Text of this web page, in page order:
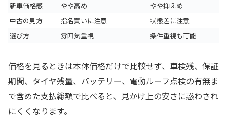
新車価格感
やや高め
やや抑えめ
中古の見方
指名買いに注意
状態差に注意
選び方
雰囲気重視 条件重視も可能
価格を見るときは本体価格だけで比較せず、車検残、保証
期間、タイヤ残量、バッテリー、電動ルーフ点検の有無ま
で含めた支払総額で比べると、見かけ上の安さに惑わされ
にくくなります。